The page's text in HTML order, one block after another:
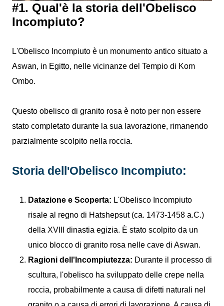
#1. Qual'è la storia dell'Obelisco
Incompiuto?
L'Obelisco Incompiuto è un monumento antico situato a
Aswan, in Egitto, nelle vicinanze del Tempio di Kom
Ombo.
Questo obelisco di granito rosa è noto per non essere
stato completato durante la sua lavorazione, rimanendo
parzialmente scolpito nella roccia.
Storia dell'Obelisco Incompiuto:
Datazione e Scoperta: L'Obelisco Incompiuto
risale al regno di Hatshepsut (ca. 1473-1458 a.C.)
della XVIII dinastia egizia. È stato scolpito da un
unico blocco di granito rosa nelle cave di Aswan.
Ragioni dell'Incompiutezza: Durante il processo di
scultura, l'obelisco ha sviluppato delle crepe nella
roccia, probabilmente a causa di difetti naturali nel